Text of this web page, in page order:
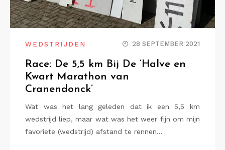
WEDSTRIJDEN 28 SEPTEMBER 2021
Race: De 5,5 km Bij De ‘Halve en
Kwart Marathon van
Cranendonck’
Wat was het lang geleden dat ik een 5,5 km
wedstrijd liep, maar wat was het weer fijn om mijn
favoriete (wedstrijd) afstand te rennen…